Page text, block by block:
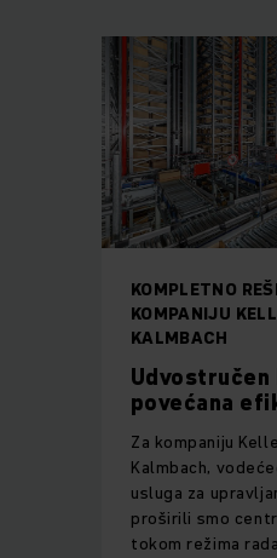
KOMPLETNO
KOMPANIJU
KALMBACH
povećana
Za kompaniju
Kalmbach,
usluga za
proširili smo
tokom režima